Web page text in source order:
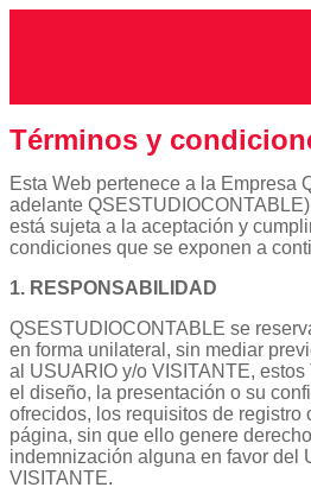
Términos y
Esta Web pertenece a la Empresa
adelante
está sujeta a la aceptación y
condiciones que se exponen a
1. RESPONSABILIDAD
QSESTUDIOCONTABLE se
en forma unilateral, sin mediar
al USUARIO y/o VISITANTE,
el diseño, la presentación o su
ofrecidos, los requisitos de registro
página, sin que ello genere
indemnización alguna en favor del
VISITANTE.